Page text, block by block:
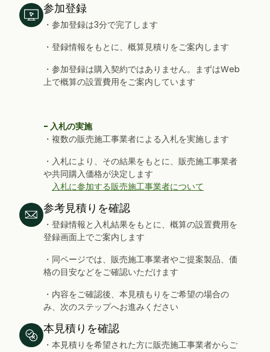
参加登録
・参加登録は3分で完了します
・登録情報をもとに、概算見積りをご案内します
・参加登録は購入契約ではありません。まずはWeb
上で概算の設置費用をご案内しています
- 入札の実施
・複数の販売施工事業者による入札を実施します
・入札により、その結果をもとに、販売施工事業者
や共同購入価格が決定します
入札に参加する販売施工事業者について
参考見積りを確認
・登録情報と入札結果をもとに、概算の設置費用を
登録画面上でご案内します
・同ページでは、販売施工事業者やご提案製品、価
格の目安などをご確認いただけます
・内容をご確認後、本見積もりをご希望の場合の
み、次のステップへお進みください
本見積りを確認
・本見積りを希望された方に販売施工事業者からご